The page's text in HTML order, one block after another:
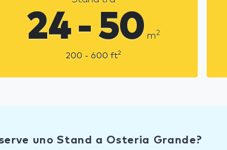
24 - 50 m2
200 - 600 ft2
uno Stand a Osteria Grande?